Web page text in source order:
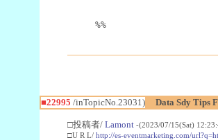
%%
■22995 /inTopicNo.23031) Data Sdy Tips
□投稿者/ Lamont -(2023/07/15(Sat)
□U R L/ http://es-eventmarketing.com/